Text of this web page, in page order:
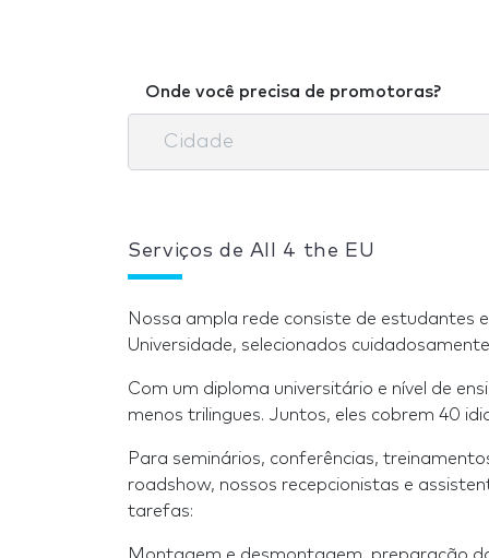
Onde você precisa de promotoras?
Serviços de All 4 the EU
Nossa ampla rede consiste de estudantes
Universidade, selecionados
Com um diploma universitário e nível de
menos trilingues. Juntos, eles cobrem 40
Para seminários, conferências,
roadshow, nossos recepcionistas e
tarefas: